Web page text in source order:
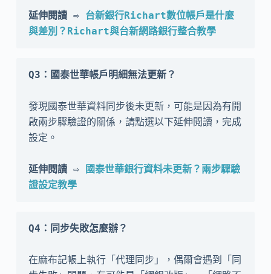
延伸閱讀 ⇨ 台新銀行Richart數位帳戶是什麼
與差別？Richart與台新網路銀行整合教學
Q3：國泰世華帳戶明細無法更新？
發現國泰世華資料同步後未更新，可能是因為有開
啟兩步驟驗證的關係，請點選以下延伸閱讀，完成
設定。
延伸閱讀 ⇨
國泰世華銀行資料未更新？兩步驟驗
證設定教學
Q4：同步失敗怎麼辦？
在麻布記帳上執行「代理同步」，偶爾會遇到「同